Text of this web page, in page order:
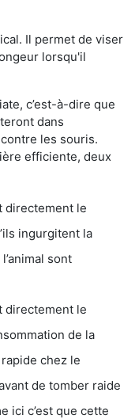
Il permet de viser
lorsqu'il
c’est-à-dire que
dans
les souris.
efficiente, deux
directement le
ingurgitent la
sont
directement le
de la
chez le
de tomber raide
ici c’est que cette